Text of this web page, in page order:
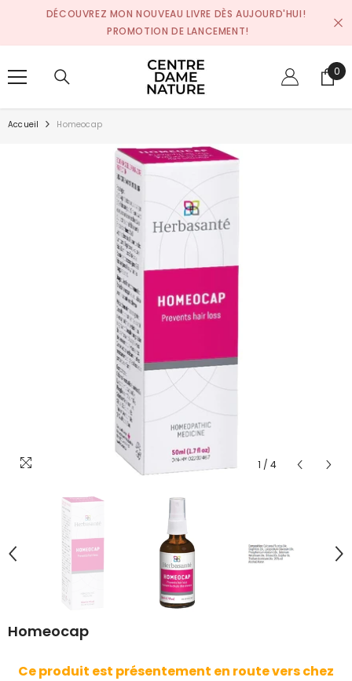
SKIP TO CONTENT
DÉCOUVREZ MON NOUVEAU LIVRE DÈS AUJOURD'HUI!
PROMOTION DE LANCEMENT!
0
0
Accueil Homeocap
1 / 4
Homeocap
Ce produit est présentement en route vers chez